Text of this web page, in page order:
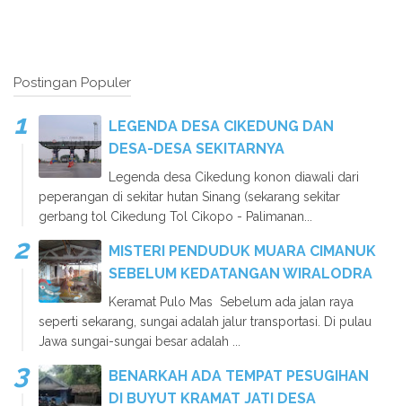
Postingan Populer
LEGENDA DESA CIKEDUNG DAN
DESA-DESA SEKITARNYA
Legenda desa Cikedung konon diawali dari
peperangan di sekitar hutan Sinang (sekarang sekitar
gerbang tol Cikedung Tol Cikopo - Palimanan...
MISTERI PENDUDUK MUARA CIMANUK
SEBELUM KEDATANGAN WIRALODRA
Keramat Pulo Mas Sebelum ada jalan raya
seperti sekarang, sungai adalah jalur transportasi. Di pulau
Jawa sungai-sungai besar adalah ...
BENARKAH ADA TEMPAT PESUGIHAN
DI BUYUT KRAMAT JATI DESA